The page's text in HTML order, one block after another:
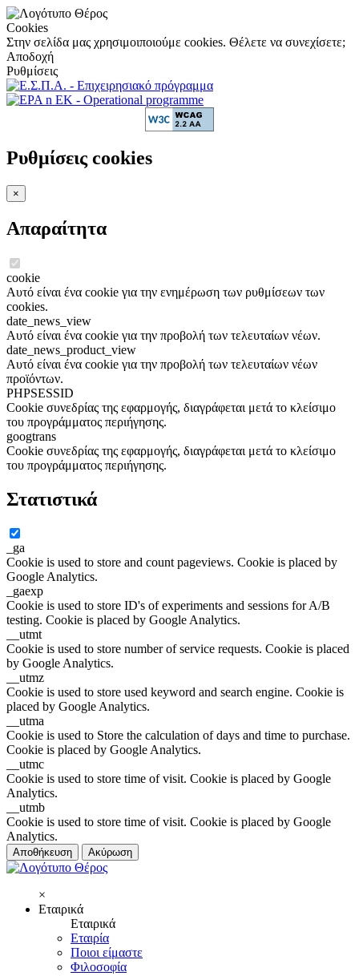
Cookies
Στην σελίδα μας χρησιμοιποιούμε cookies. Θέλετε να συνεχίσετε;
Αποδοχή
Ρυθμίσεις
Ρυθμίσεις cookies
×
Απαραίτητα
cookie
Αυτό είναι ένα cookie για την ενημέρωση των ρυθμίσεων των
cookies.
date_news_view
Αυτό είναι ένα cookie για την προβολή των τελευταίων νέων.
date_news_product_view
Αυτό είναι ένα cookie για την προβολή των τελευταίων νέων
προϊόντων.
PHPSESSID
Cookie συνεδρίας της εφαρμογής, διαγράφεται μετά το κλείσιμο
του προγράμματος περιήγησης.
googtrans
Cookie συνεδρίας της εφαρμογής, διαγράφεται μετά το κλείσιμο
του προγράμματος περιήγησης.
Στατιστικά
_ga
Cookie is used to store and count pageviews. Cookie is placed by
Google Analytics.
_gaexp
Cookie is used to store ID's of experiments and sessions for A/B
testing. Cookie is placed by Google Analytics.
__utmt
Cookie is used to store number of service requests. Cookie is placed
by Google Analytics.
__utmz
Cookie is used to store used keyword and search engine. Cookie is
placed by Google Analytics.
__utma
Cookie is used to Store the calculation of days and time to purchase.
Cookie is placed by Google Analytics.
__utmc
Cookie is used to store time of visit. Cookie is placed by Google
Analytics.
__utmb
Cookie is used to store time of visit. Cookie is placed by Google
Analytics.
Αποθήκευση Ακύρωση
×
Εταιρικά
Εταιρικά
Εταιρία
Ποιοι είμαστε
Φιλοσοφία